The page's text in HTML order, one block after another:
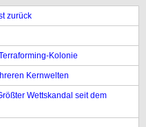
zurück
Kolonie
Kernwelten
Wettskandal seit dem